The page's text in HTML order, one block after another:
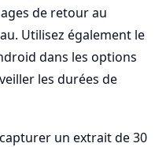
de retour au
Utilisez également le
dans les options
les durées de
un extrait de 30